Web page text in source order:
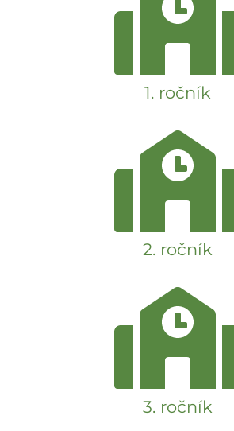
1. ročník
2. ročník
3. ročník